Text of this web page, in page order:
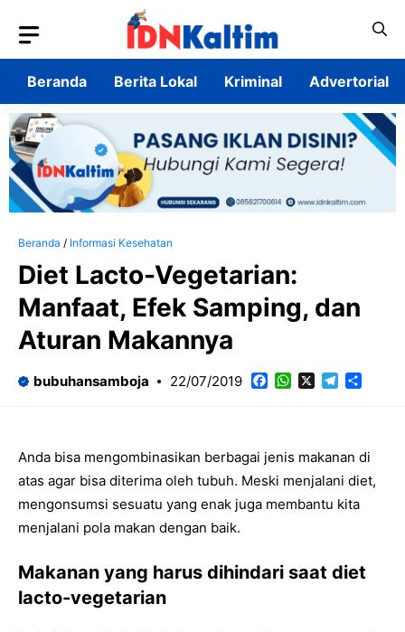
isi
Beranda
Berita Lokal Kriminal Advertorial
Beranda / Informasi Kesehatan
Diet Lacto-Vegetarian:
Manfaat, Efek Samping, dan
Aturan Makannya
bubuhansamboja 22/07/2019 Facebook
WhatsAppTelegram
Anda bisa mengombinasikan berbagai jenis makanan di
atas agar bisa diterima oleh tubuh. Meski menjalani diet,
mengonsumsi sesuatu yang enak juga membantu kita
menjalani pola makan dengan baik.
Makanan yang harus dihindari saat diet
lacto-vegetarian